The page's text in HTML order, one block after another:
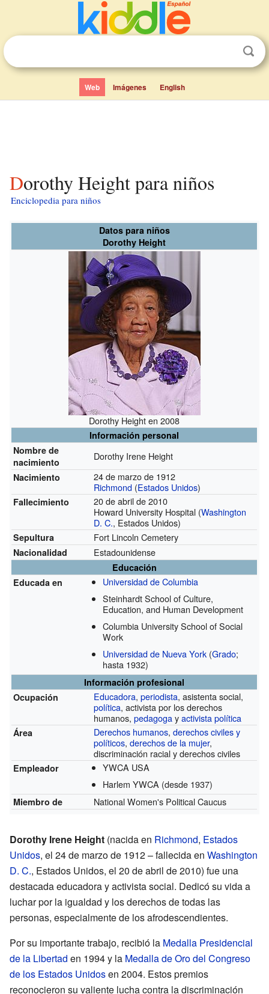
Web Imágenes English
Dorothy Height para niños
Enciclopedia para niños
Datos para niños
Dorothy Height
Dorothy Height en 2008
Información personal
Nombre de
nacimiento
Dorothy Irene Height
Nacimiento
24 de marzo de 1912
Richmond (Estados Unidos)
Fallecimiento
20 de abril de 2010
Howard University Hospital (Washington
D. C., Estados Unidos)
Sepultura Fort Lincoln Cemetery
Nacionalidad Estadounidense
Educación
Educada en
Universidad de Columbia
Steinhardt School of Culture,
Education, and Human Development
Columbia University School of Social
Work
Universidad de Nueva York (Grado;
hasta 1932)
Información profesional
Ocupación
Educadora,periodista, asistenta social,
política, activista por los derechos
humanos,pedagogayactivista política
Área Derechos humanos,derechos civiles y
políticos,derechos de la mujer,
discriminación racial y derechos civiles
Empleador
YWCA USA
Harlem YWCA (desde 1937)
Miembro de National Women's Political Caucus
Dorothy Irene Height (nacida en Richmond, Estados
Unidos, el 24 de marzo de 1912 – fallecida en Washington
D. C., Estados Unidos, el 20 de abril de 2010) fue una
destacada educadora y activista social. Dedicó su vida a
luchar por la igualdad y los derechos de todas las
personas, especialmente de los afrodescendientes.
Por su importante trabajo, recibió la Medalla Presidencial
de la Libertad en 1994 y la Medalla de Oro del Congreso
de los Estados Unidosen 2004. Estos premios
reconocieron su valiente lucha contra la discriminación